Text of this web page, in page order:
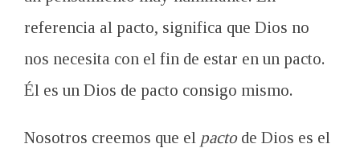
referencia al pacto, significa que Dios no
nos necesita con el fin de estar en un pacto.
Él es un Dios de pacto consigo mismo.
Nosotros creemos que el pactode Dios es el